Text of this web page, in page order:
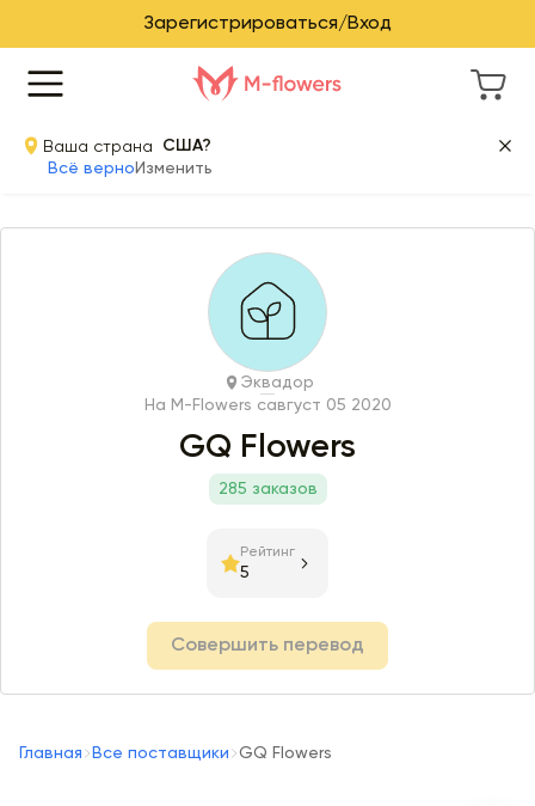
Зарегистрироваться/Вход
Ваша страна
США?
Всё верно Изменить
Эквадор
На M-Flowers савгуст 05 2020
GQ Flowers
285 заказов
Рейтинг
5
Совершить перевод
Главная Все поставщики GQ Flowers